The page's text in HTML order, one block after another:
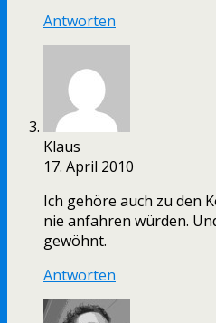
Antworten
Klaus
17. April 2010
Ich gehöre auch zu den
nie anfahren würden.
gewöhnt.
Antworten